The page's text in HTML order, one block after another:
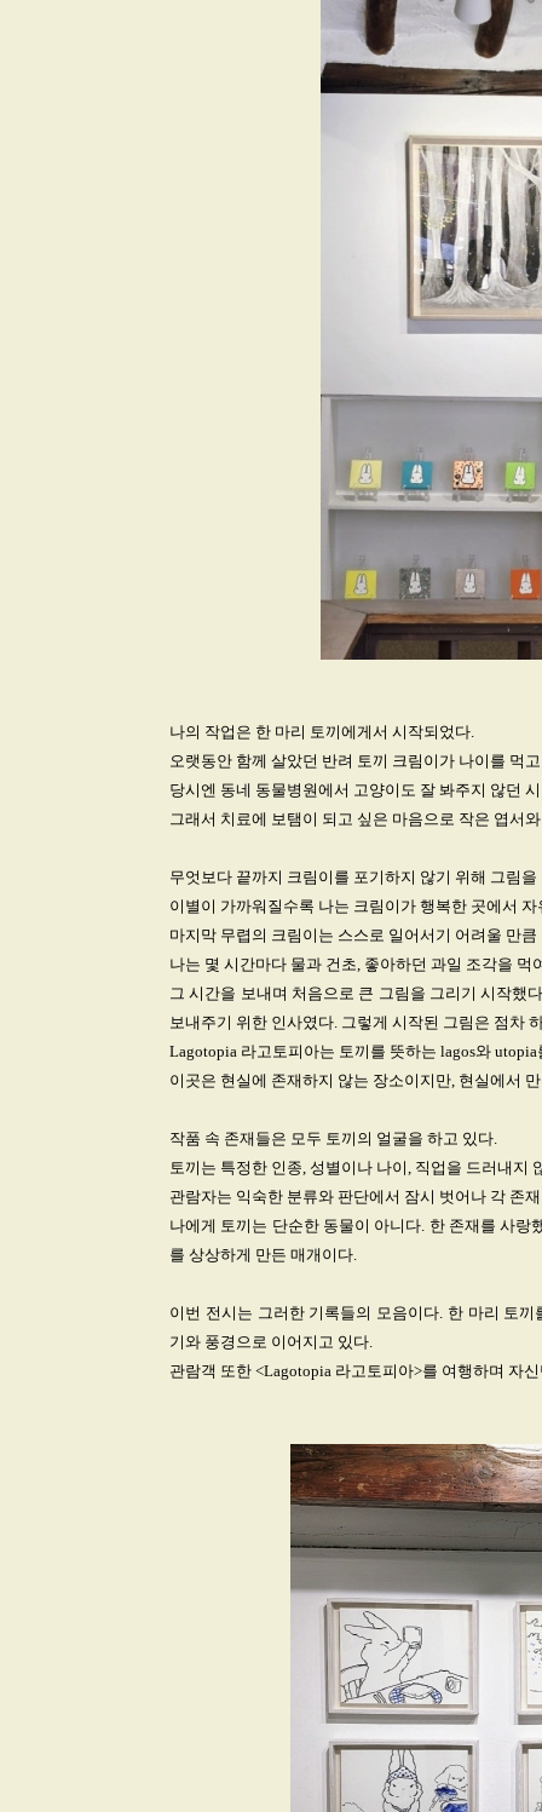
나의 작업은 한 마리 토끼에게서 시작되었다.
오랫동안 함께 살았던 반려 토끼 크림이가 나이를 먹
당시엔 동네 동물병원에서 고양이도 잘 봐주지 않던
그래서 치료에 보탬이 되고 싶은 마음으로 작은 엽서
무엇보다 끝까지 크림이를 포기하지 않기 위해 그림
이별이 가까워질수록 나는 크림이가 행복한 곳에서
마지막 무렵의 크림이는 스스로 일어서기 어려울 만
나는 몇 시간마다 물과 건초, 좋아하던 과일 조각을 먹
그 시간을 보내며 처음으로 큰 그림을 그리기 시작했
보내주기 위한 인사였다. 그렇게 시작된 그림은 점차
Lagotopia 라고토피아는 토끼를 뜻하는 lagos와
이곳은 현실에 존재하지 않는 장소이지만, 현실에서
작품 속 존재들은 모두 토끼의 얼굴을 하고 있다.
토끼는 특정한 인종, 성별이나 나이, 직업을 드러내지
관람자는 익숙한 분류와 판단에서 잠시 벗어나 각 존
나에게 토끼는 단순한 동물이 아니다. 한 존재를 사
를 상상하게 만든 매개이다.
이번 전시는 그러한 기록들의 모음이다. 한 마리 토
기와 풍경으로 이어지고 있다.
관람객 또한 <Lagotopia 라고토피아>를 여행하며 자